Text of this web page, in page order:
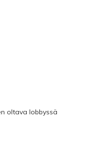
oltava lobbyssä